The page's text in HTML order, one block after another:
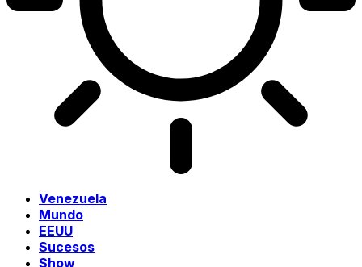
Venezuela
Mundo
EEUU
Sucesos
Show